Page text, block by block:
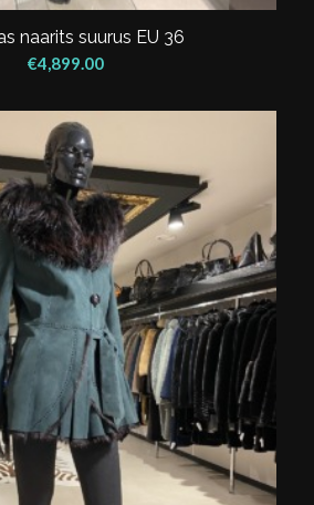
naarits suurus EU 36
€4,899.00